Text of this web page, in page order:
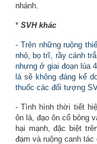
nhánh.
* SVH khác
- Trên những ruộng
nhỏ, bọ trĩ, rầy cánh
nhưng ở giai đoạn lúa
lá sẽ không đáng kể
thuốc các đối tượng
- Tình hình thời tiết
ôn lá, đạo ôn cổ bông
hại mạnh, đặc biệt
đạm và ruộng canh tác